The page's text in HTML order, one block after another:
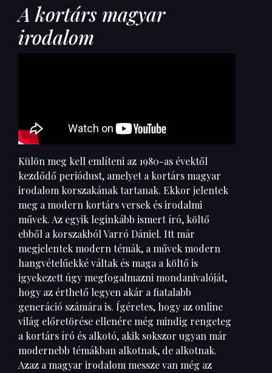
A kortárs magyar
irodalom
Külön meg kell említeni az 1980-as évektől
kezdődő periódust, amelyet a kortárs magyar
irodalom korszakának tartanak. Ekkor jelentek
meg a modern kortárs versek és irodalmi
művek. Az egyik leginkább ismert író, költő
ebből a korszakból Varró Dániel. Itt már
megjelentek modern témák, a művek modern
hangvételűekké váltak és maga a költő is
igyekezett úgy megfogalmazni mondanivalóját,
hogy az érthető legyen akár a fiatalabb
generáció számára is. Ígéretes, hogy az online
világ előretörése ellenére még mindig rengeteg
a kortárs író és alkotó, akik sokszor ugyan már
modernebb témákban alkotnak, de alkotnak.
Azaz a magyar irodalom messze van még az